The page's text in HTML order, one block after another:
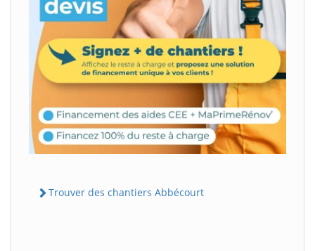
Trouver des chantiers Abbécourt